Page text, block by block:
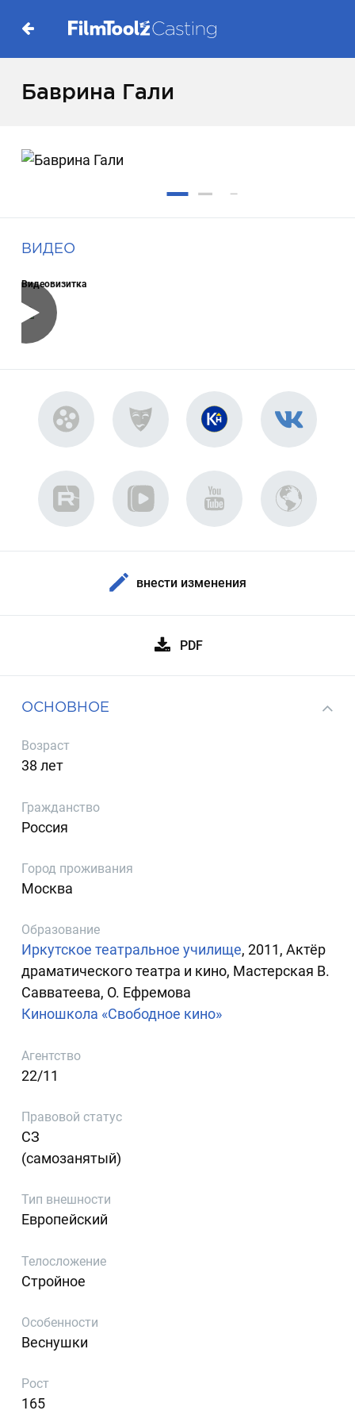
Баврина Гали
ВИДЕО
Видеовизитка
внести изменения
PDF
ОСНОВНОЕ
Возраст
38 лет
Гражданство
Россия
Город проживания
Москва
Образование
Иркутское театральное училище, 2011, Актёр
драматического театра и кино, Мастерская В.
Савватеева, О. Ефремова
Киношкола «Свободное кино»
Агентство
22/11
Правовой статус
СЗ
(самозанятый)
Тип внешности
Европейский
Телосложение
Стройное
Особенности
Веснушки
Рост
165